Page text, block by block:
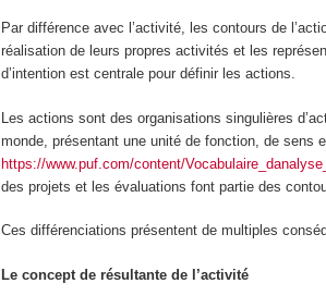
Par différence avec l’activité, les contours de
réalisation de leurs propres activités et les
d’intention est centrale pour définir les actions.
Les actions sont des organisations singulières
monde, présentant une unité de fonction, de sens
https://www.puf.com/content/
des projets et les évaluations font partie des
Ces différenciations présentent de multiples
Le concept de résultante de l’activité